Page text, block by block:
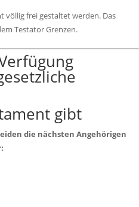
völlig frei gestaltet werden. Das
Testator Grenzen.
gibt
die nächsten Angehörigen